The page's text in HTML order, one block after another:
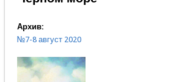
Архив:
№7-8 август 2020